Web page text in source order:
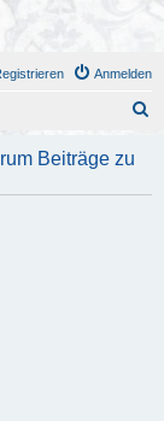
Anmelden
h
Beiträge zu